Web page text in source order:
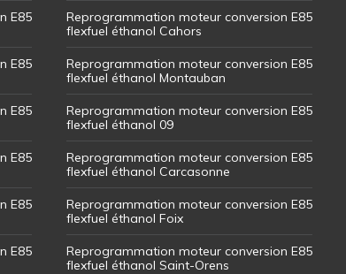
E85
E85
E85
E85
E85
E85
Reprogrammation moteur conversion E85
flexfuel éthanol Cahors
Reprogrammation moteur conversion E85
flexfuel éthanol Montauban
Reprogrammation moteur conversion E85
flexfuel éthanol 09
Reprogrammation moteur conversion E85
flexfuel éthanol Carcasonne
Reprogrammation moteur conversion E85
flexfuel éthanol Foix
Reprogrammation moteur conversion E85
flexfuel éthanol Saint-Orens